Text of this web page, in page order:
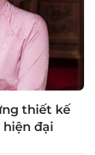
thiết kế
đại